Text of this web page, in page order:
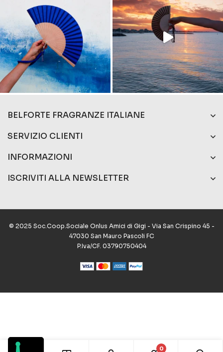
BELFORTE FRAGRANZE ITALIANE
SERVIZIO CLIENTI
INFORMAZIONI
ISCRIVITI ALLA NEWSLETTER
© 2025 Soc.Coop.Sociale Onlus Amici di Gigi - Via San Crispino 45 -
47030 San Mauro Pascoli FC
P.Iva/CF. 03790750404
0